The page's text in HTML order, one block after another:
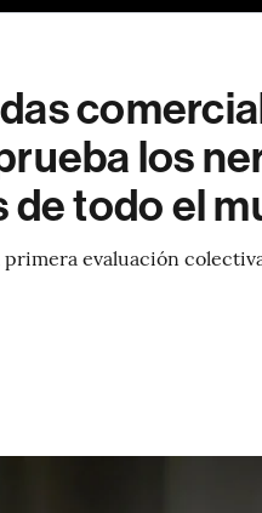
los
de todo el
primera evaluación